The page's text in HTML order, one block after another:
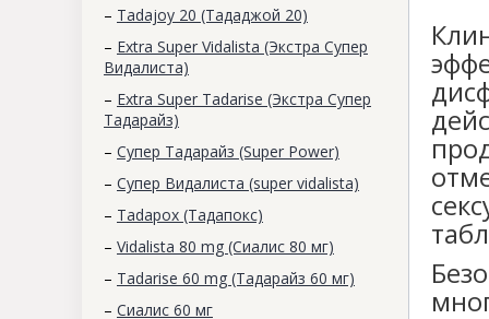
– Tadajoy 20 (Тададжой 20)
– Extra Super Vidalista (Экстра Супер
Видалиста)
– Extra Super Tadarise (Экстра Супер
Тадарайз)
– Супер Тадарайз (Super Power)
– Супер Видалиста (super vidalista)
– Tadapox (Тадапокс)
– Vidalista 80 mg (Сиалис 80 мг)
– Tadarise 60 mg (Тадарайз 60 мг)
– Сиалис 60 мг